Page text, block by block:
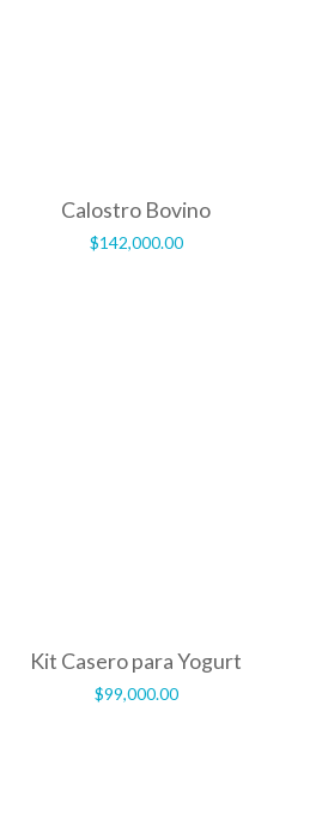
Calostro Bovino
$142,000.00
Kit Casero para Yogurt
$99,000.00